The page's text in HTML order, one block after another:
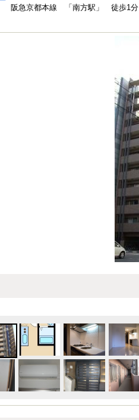
阪急京都本線 「南方駅」 徒歩1分